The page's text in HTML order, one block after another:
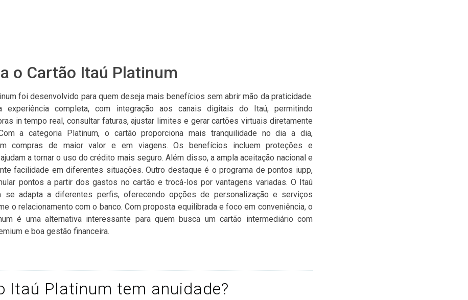
o Cartão Itaú Platinum
foi desenvolvido para quem deseja mais benefícios sem abrir mão da praticidade.
experiência completa, com integração aos canais digitais do Itaú, permitindo
in tempo real, consultar faturas, ajustar limites e gerar cartões virtuais diretamente
a categoria Platinum, o cartão proporciona mais tranquilidade no dia a dia,
compras de maior valor e em viagens. Os benefícios incluem proteções e
a tornar o uso do crédito mais seguro. Além disso, a ampla aceitação nacional e
facilidade em diferentes situações. Outro destaque é o programa de pontos iupp,
pontos a partir dos gastos no cartão e trocá-los por vantagens variadas. O Itaú
se adapta a diferentes perfis, oferecendo opções de personalização e serviços
o relacionamento com o banco. Com proposta equilibrada e foco em conveniência, o
é uma alternativa interessante para quem busca um cartão intermediário com
e boa gestão financeira.
Itaú Platinum tem anuidade?